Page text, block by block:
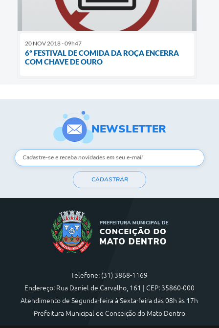
20 NOV 2018 - 09h47
6º FESTIVAL DE COMIDA DA ROÇA ENCERRA
COM CHAVE DE OURO
NEWSLETTER
CADASTRAR
Telefone: (31) 3868-1169
Endereço: Rua Daniel de Carvalho, 161 | CEP: 35860-000
Atendimento de Segunda-feira à Sexta-feira das 08h às 17h
Prefeitura Municipal de Conceição do Mato Dentro